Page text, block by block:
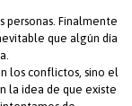
Finalmente
que algún día
los conflictos, sino el
la idea de que existe